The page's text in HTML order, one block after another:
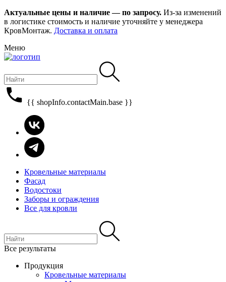
Актуальные цены и наличие — по запросу. Из-за изменений
в логистике стоимость и наличие уточняйте у менеджера
КровМонтаж. Доставка и оплата
Меню
{{ shopInfo.contactMain.base }}
Кровельные материалы
Фасад
Водостоки
Заборы и ограждения
Все для кровли
Все результаты
Продукция
Кровельные материалы